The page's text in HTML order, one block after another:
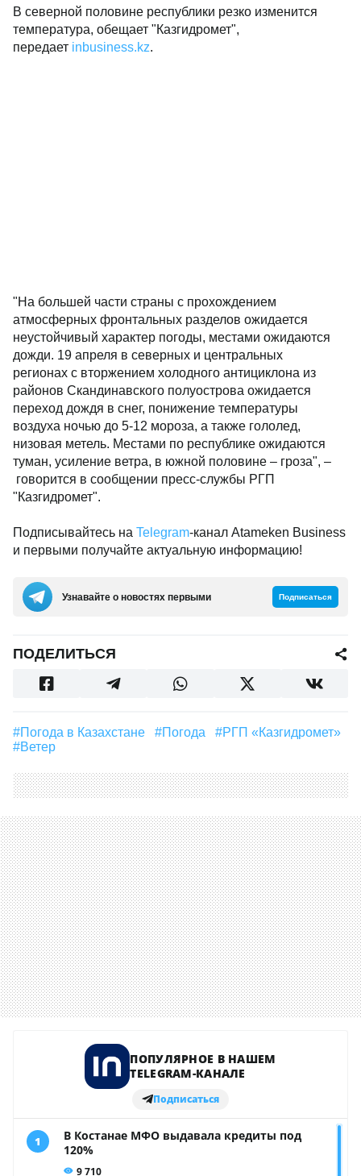
В северной половине республики резко изменится
температура, обещает "Казгидромет",
передает inbusiness.kz.
"На большей части страны с прохождением
атмосферных фронтальных разделов ожидается
неустойчивый характер погоды, местами ожидаются
дожди. 19 апреля в северных и центральных
регионах с вторжением холодного антициклона из
районов Скандинавского полуострова ожидается
переход дождя в снег, понижение температуры
воздуха ночью до 5-12 мороза, а также гололед,
низовая метель. Местами по республике ожидаются
туман, усиление ветра, в южной половине – гроза", –
говорится в сообщении пресс-службы РГП
"Казгидромет".
Подписывайтесь на Telegram-канал Atameken Business
и первыми получайте актуальную информацию!
Узнавайте о новостях первыми Подписаться
ПОДЕЛИТЬСЯ
#Погода в Казахстане #погода
#РГП «Казгидромет»
#Ветер